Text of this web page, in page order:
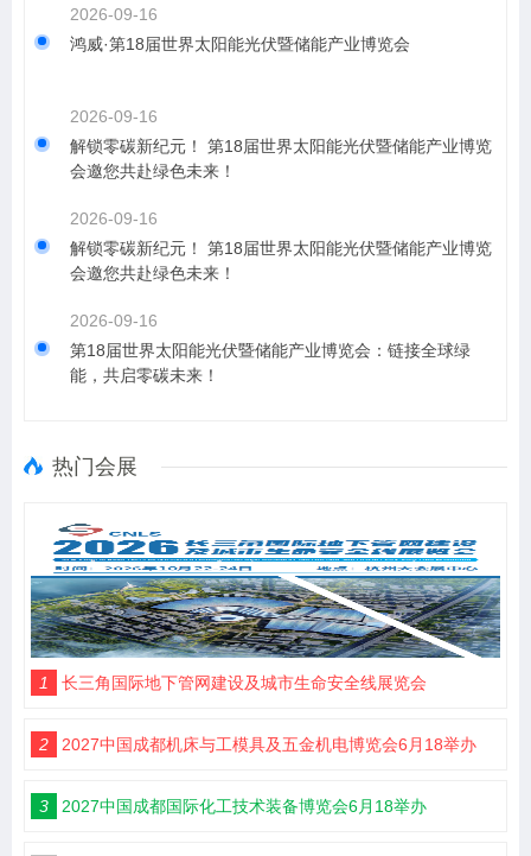
2026-09-16
鸿威·第18届世界太阳能光伏暨储能产业博览会
2026-09-16
解锁零碳新纪元！ 第18届世界太阳能光伏暨储能产业博览
会邀您共赴绿色未来！
2026-09-16
解锁零碳新纪元！ 第18届世界太阳能光伏暨储能产业博览
会邀您共赴绿色未来！
2026-09-16
第18届世界太阳能光伏暨储能产业博览会：链接全球绿
能，共启零碳未来！
热门会展
1 长三角国际地下管网建设及城市生命安全线展览会
2 2027中国成都机床与工模具及五金机电博览会6月18举办
3 2027中国成都国际化工技术装备博览会6月18举办